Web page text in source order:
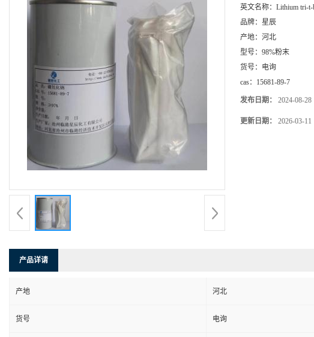
英文名称： Lithium tri-t-
品牌： 星辰
产地： 河北
型号： 98%粉末
货号： 电询
cas： 15681-89-7
发布日期： 2024-08-28
更新日期： 2026-03-11
产品详请
产地 河北
货号 电询